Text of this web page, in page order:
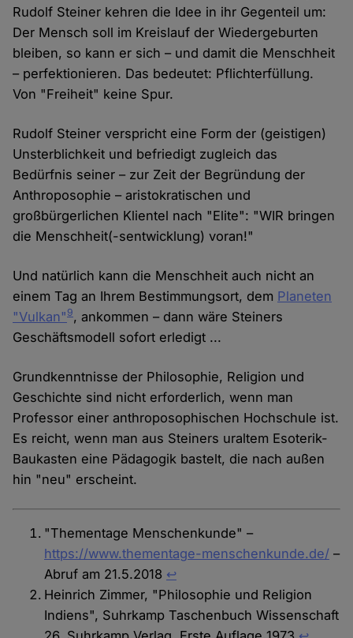
Rudolf Steiner kehren die Idee in ihr Gegenteil um:
Der Mensch soll im Kreislauf der Wiedergeburten
bleiben, so kann er sich – und damit die Menschheit
– perfektionieren. Das bedeutet: Pflichterfüllung.
Von "Freiheit" keine Spur.
Rudolf Steiner verspricht eine Form der (geistigen)
Unsterblichkeit und befriedigt zugleich das
Bedürfnis seiner – zur Zeit der Begründung der
Anthroposophie – aristokratischen und
großbürgerlichen Klientel nach "Elite": "WIR bringen
die Menschheit(-sentwicklung) voran!"
Und natürlich kann die Menschheit auch nicht an
einem Tag an Ihrem Bestimmungsort, dem Planeten
"Vulkan"9, ankommen – dann wäre Steiners
Geschäftsmodell sofort erledigt ...
Grundkenntnisse der Philosophie, Religion und
Geschichte sind nicht erforderlich, wenn man
Professor einer anthroposophischen Hochschule ist.
Es reicht, wenn man aus Steiners uraltem Esoterik-
Baukasten eine Pädagogik bastelt, die nach außen
hin "neu" erscheint.
"Thementage Menschenkunde" –
https://www.thementage-menschenkunde.de/ –
Abruf am 21.5.2018 ↩︎
Heinrich Zimmer, "Philosophie und Religion
Indiens", Suhrkamp Taschenbuch Wissenschaft